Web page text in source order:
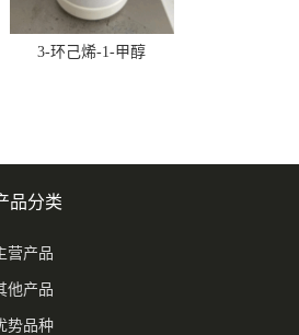
3-环己烯-1-甲醇
品分类
营产品
他产品
势品种